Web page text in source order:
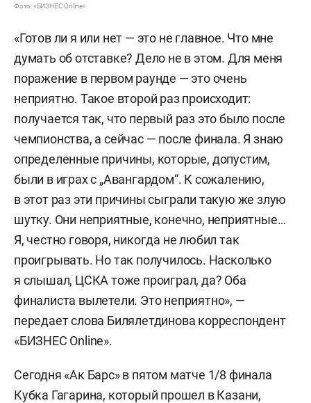
Фото: «БИЗНЕС Online»
«Готов ли я или нет — это не главное. Что мне
думать об отставке? Дело не в этом. Для меня
поражение в первом раунде — это очень
неприятно. Такое второй раз происходит:
получается так, что первый раз это было после
чемпионства, а сейчас — после финала. Я знаю
определенные причины, которые, допустим,
были в играх с „Авангардом“. К сожалению,
в этот раз эти причины сыграли такую же злую
шутку. Они неприятные, конечно, неприятные…
Я, честно говоря, никогда не любил так
проигрывать. Но так получилось. Насколько
я слышал, ЦСКА тоже проиграл, да? Оба
финалиста вылетели. Это неприятно», —
передает слова Билялетдинова корреспондент
«БИЗНЕС Online».
Сегодня «Ак Барс» в пятом матче 1/8 финала
Кубка Гагарина, который прошел в Казани,